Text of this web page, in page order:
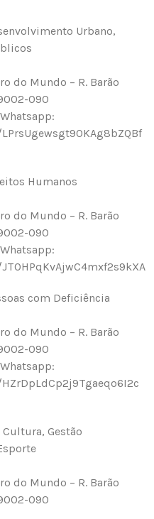
Urbano,
do Mundo – R. Barão
090
Humanos
do Mundo – R. Barão
090
com Deficiência
do Mundo – R. Barão
090
Gestão
do Mundo – R. Barão
090